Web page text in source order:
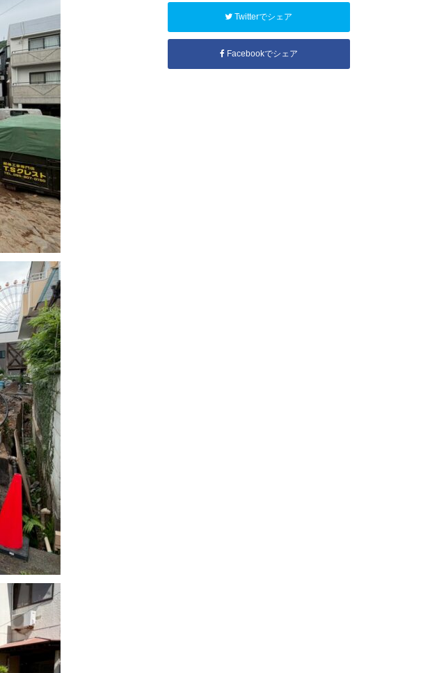
Twitterでシェア
Facebookでシェア